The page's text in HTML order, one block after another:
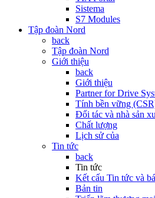
Sistema
S7 Modules
Tập đoàn Nord
back
Tập đoàn Nord
Giới thiệu
back
Giới thiệu
Partner for Drive
Tính bền vững
Đối tác và nhà sản
Chất lượng
Lịch sử của
Tin tức
back
Tin tức
Kết cấu Tin tức và
Bản tin